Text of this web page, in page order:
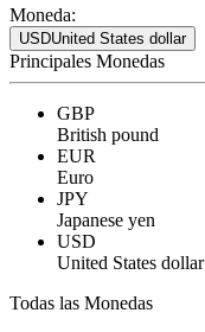
Moneda:
USDUnited States dollar
Principales Monedas
GBP
British pound
EUR
Euro
JPY
Japanese yen
USD
United States dollar
Todas las Monedas